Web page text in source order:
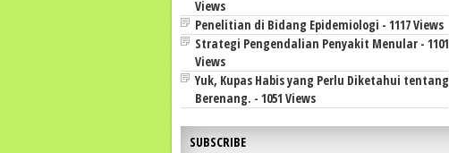
Views
Penelitian di Bidang Epidemiologi - 1117 Views
Strategi Pengendalian Penyakit Menular - 1101
Views
Yuk, Kupas Habis yang Perlu Diketahui tentang
Berenang. - 1051 Views
SUBSCRIBE